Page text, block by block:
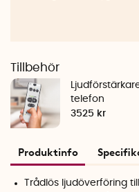
Tillbehör
telefon
3525 kr
Produktinfo
Trådlös ljudöverföring